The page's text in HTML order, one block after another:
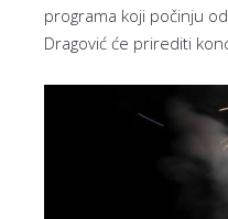
programa koji počinju
Dragović će prirediti